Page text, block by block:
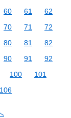
60 61
62
70 71
72
80 81
82
90 91
92
100
101
106